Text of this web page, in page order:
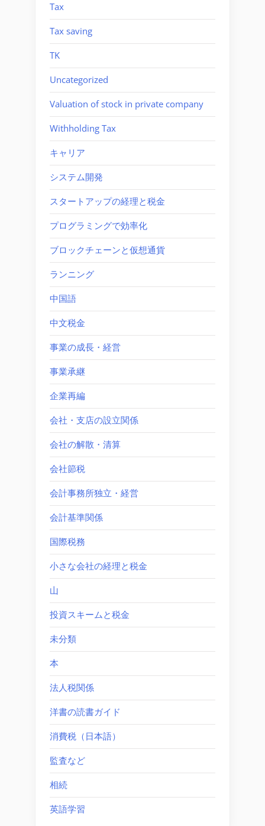
Tax
Tax saving
TK
Uncategorized
Valuation of stock in private company
Withholding Tax
キャリア
システム開発
スタートアップの経理と税金
プログラミングで効率化
ブロックチェーンと仮想通貨
ランニング
中国語
中文税金
事業の成長・経営
事業承継
企業再編
会社・支店の設立関係
会社の解散・清算
会社節税
会計事務所独立・経営
会計基準関係
国際税務
小さな会社の経理と税金
山
投資スキームと税金
未分類
本
法人税関係
洋書の読書ガイド
消費税（日本語）
監査など
相続
英語学習